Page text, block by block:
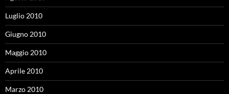
Luglio 2010
Giugno 2010
Maggio 2010
Aprile 2010
Marzo 2010